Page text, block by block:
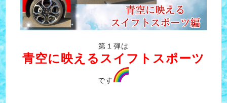
第１弾は
青空に映えるスイフトスポーツ
です